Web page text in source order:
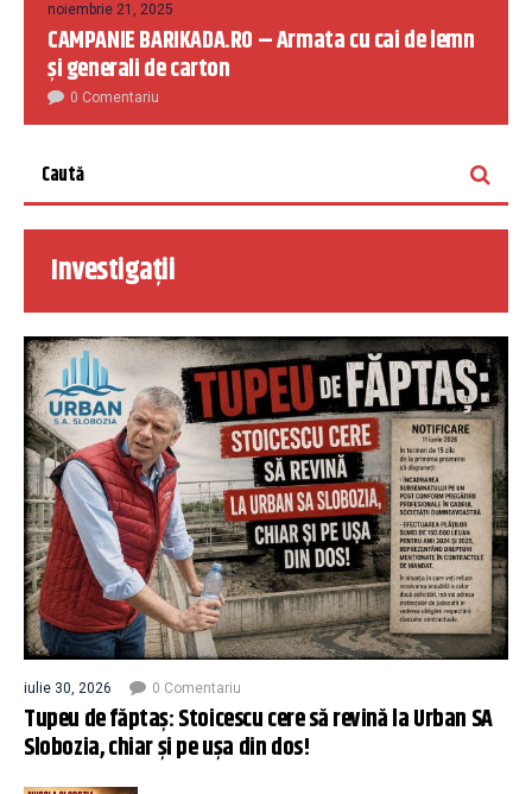
noiembrie 21, 2025
CAMPANIE BARIKADA.RO – Armata cu cai de lemn
și generali de carton
0 Comentariu
Investigații
iulie 30, 2026 0 Comentariu
Tupeu de făptaș: Stoicescu cere să revină la Urban SA
Slobozia, chiar și pe ușa din dos!